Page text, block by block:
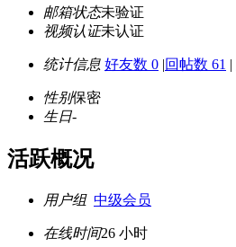
邮箱状态未验证
视频认证未认证
统计信息 好友数 0 |回帖数 61 |
性别保密
生日-
活跃概况
用户组 中级会员
在线时间26 小时